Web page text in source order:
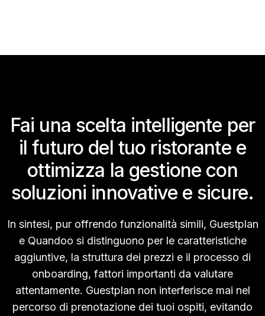
Fai una scelta intelligente per
il futuro del tuo ristorante e
ottimizza la gestione con
soluzioni innovative e sicure.
In sintesi, pur offrendo funzionalità simili, Guestplan
e Quandoo si distinguono per le caratteristiche
aggiuntive, la struttura dei prezzi e il processo di
onboarding, fattori importanti da valutare
attentamente. Guestplan non interferisce mai nel
percorso di prenotazione dei tuoi ospiti, evitando